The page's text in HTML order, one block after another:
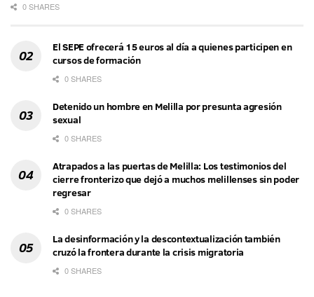
0 SHARES
El SEPE ofrecerá 15 euros al día a quienes participen en
cursos de formación
0 SHARES
Detenido un hombre en Melilla por presunta agresión
sexual
0 SHARES
Atrapados a las puertas de Melilla: Los testimonios del
cierre fronterizo que dejó a muchos melillenses sin poder
regresar
0 SHARES
La desinformación y la descontextualización también
cruzó la frontera durante la crisis migratoria
0 SHARES